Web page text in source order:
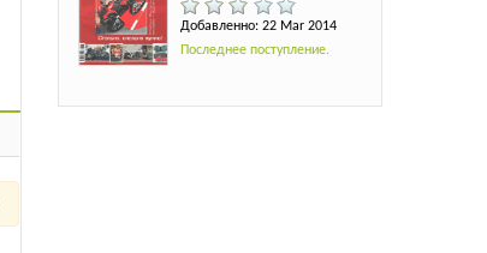
Добавленно: 22 Mar 2014
Последнее поступление.